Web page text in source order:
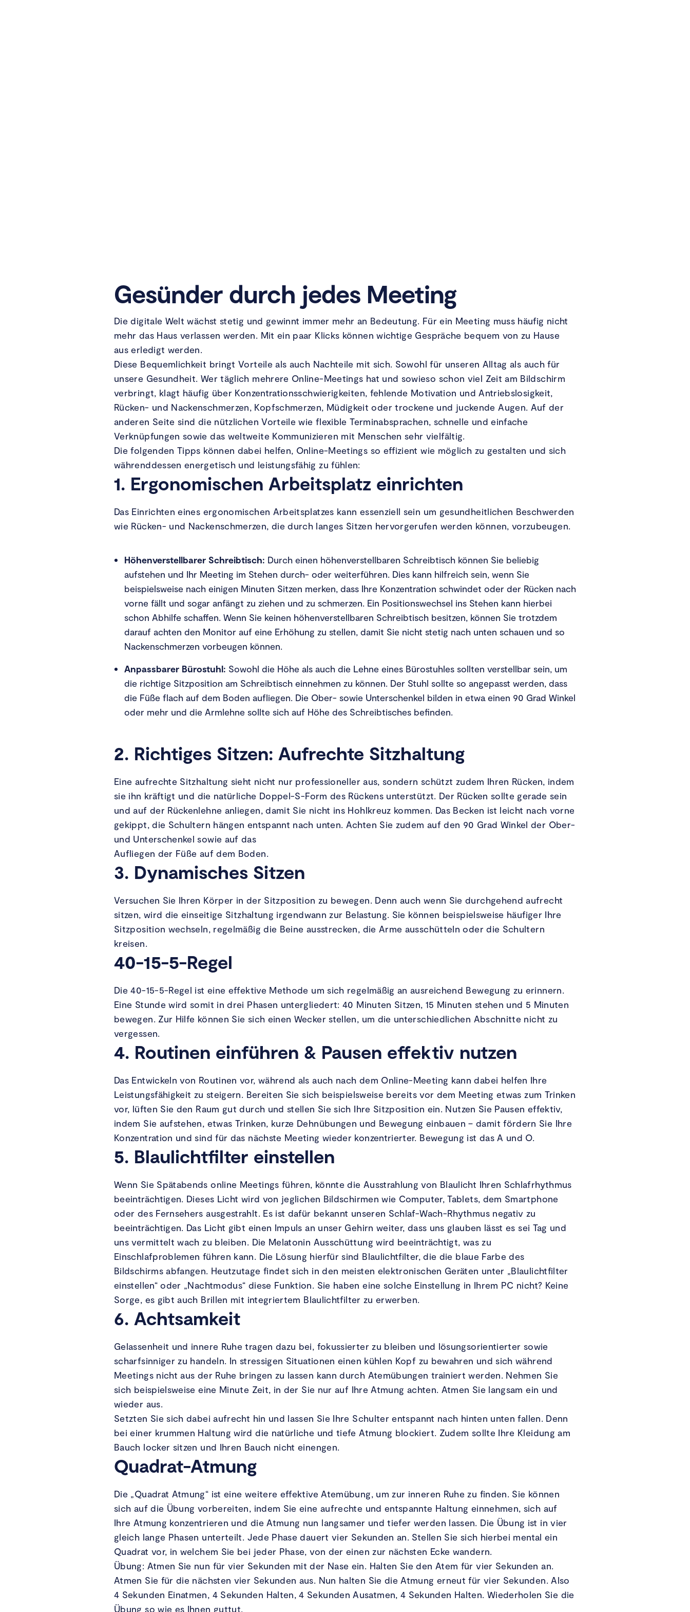
Gesünder durch jedes Meeting
Die digitale Welt wächst stetig und gewinnt immer mehr an Bedeutung. Für ein Meeting muss häufig nicht
mehr das Haus verlassen werden. Mit ein paar Klicks können wichtige Gespräche bequem von zu Hause
aus erledigt werden.
Diese Bequemlichkeit bringt Vorteile als auch Nachteile mit sich. Sowohl für unseren Alltag als auch für
unsere Gesundheit. Wer täglich mehrere Online-Meetings hat und sowieso schon viel Zeit am Bildschirm
verbringt, klagt häufig über Konzentrationsschwierigkeiten, fehlende Motivation und Antriebslosigkeit,
Rücken- und Nackenschmerzen, Kopfschmerzen, Müdigkeit oder trockene und juckende Augen. Auf der
anderen Seite sind die nützlichen Vorteile wie flexible Terminabsprachen, schnelle und einfache
Verknüpfungen sowie das weltweite Kommunizieren mit Menschen sehr vielfältig.
Die folgenden Tipps können dabei helfen, Online-Meetings so effizient wie möglich zu gestalten und sich
währenddessen energetisch und leistungsfähig zu fühlen:
1. Ergonomischen Arbeitsplatz einrichten
Das Einrichten eines ergonomischen Arbeitsplatzes kann essenziell sein um gesundheitlichen Beschwerden
wie Rücken- und Nackenschmerzen, die durch langes Sitzen hervorgerufen werden können, vorzubeugen.
Höhenverstellbarer Schreibtisch: Durch einen höhenverstellbaren Schreibtisch können Sie beliebig
aufstehen und Ihr Meeting im Stehen durch- oder weiterführen. Dies kann hilfreich sein, wenn Sie
beispielsweise nach einigen Minuten Sitzen merken, dass Ihre Konzentration schwindet oder der Rücken nach
vorne fällt und sogar anfängt zu ziehen und zu schmerzen. Ein Positionswechsel ins Stehen kann hierbei
schon Abhilfe schaffen. Wenn Sie keinen höhenverstellbaren Schreibtisch besitzen, können Sie trotzdem
darauf achten den Monitor auf eine Erhöhung zu stellen, damit Sie nicht stetig nach unten schauen und so
Nackenschmerzen vorbeugen können.
Anpassbarer Bürostuhl: Sowohl die Höhe als auch die Lehne eines Bürostuhles sollten verstellbar sein, um
die richtige Sitzposition am Schreibtisch einnehmen zu können. Der Stuhl sollte so angepasst werden, dass
die Füße flach auf dem Boden aufliegen. Die Ober- sowie Unterschenkel bilden in etwa einen 90 Grad Winkel
oder mehr und die Armlehne sollte sich auf Höhe des Schreibtisches befinden.
2. Richtiges Sitzen: Aufrechte Sitzhaltung
Eine aufrechte Sitzhaltung sieht nicht nur professioneller aus, sondern schützt zudem Ihren Rücken, indem
sie ihn kräftigt und die natürliche Doppel-S-Form des Rückens unterstützt. Der Rücken sollte gerade sein
und auf der Rückenlehne anliegen, damit Sie nicht ins Hohlkreuz kommen. Das Becken ist leicht nach vorne
gekippt, die Schultern hängen entspannt nach unten. Achten Sie zudem auf den 90 Grad Winkel der Ober-
und Unterschenkel sowie auf das
Aufliegen der Füße auf dem Boden.
3. Dynamisches Sitzen
Versuchen Sie Ihren Körper in der Sitzposition zu bewegen. Denn auch wenn Sie durchgehend aufrecht
sitzen, wird die einseitige Sitzhaltung irgendwann zur Belastung. Sie können beispielsweise häufiger Ihre
Sitzposition wechseln, regelmäßig die Beine ausstrecken, die Arme ausschütteln oder die Schultern
kreisen.
40-15-5-Regel
Die 40-15-5-Regel ist eine effektive Methode um sich regelmäßig an ausreichend Bewegung zu erinnern.
Eine Stunde wird somit in drei Phasen untergliedert: 40 Minuten Sitzen, 15 Minuten stehen und 5 Minuten
bewegen. Zur Hilfe können Sie sich einen Wecker stellen, um die unterschiedlichen Abschnitte nicht zu
vergessen.
4. Routinen einführen & Pausen effektiv nutzen
Das Entwickeln von Routinen vor, während als auch nach dem Online-Meeting kann dabei helfen Ihre
Leistungsfähigkeit zu steigern. Bereiten Sie sich beispielsweise bereits vor dem Meeting etwas zum Trinken
vor, lüften Sie den Raum gut durch und stellen Sie sich Ihre Sitzposition ein. Nutzen Sie Pausen effektiv,
indem Sie aufstehen, etwas Trinken, kurze Dehnübungen und Bewegung einbauen – damit fördern Sie Ihre
Konzentration und sind für das nächste Meeting wieder konzentrierter. Bewegung ist das A und O.
5. Blaulichtfilter einstellen
Wenn Sie Spätabends online Meetings führen, könnte die Ausstrahlung von Blaulicht Ihren Schlafrhythmus
beeinträchtigen. Dieses Licht wird von jeglichen Bildschirmen wie Computer, Tablets, dem Smartphone
oder des Fernsehers ausgestrahlt. Es ist dafür bekannt unseren Schlaf-Wach-Rhythmus negativ zu
beeinträchtigen. Das Licht gibt einen Impuls an unser Gehirn weiter, dass uns glauben lässt es sei Tag und
uns vermittelt wach zu bleiben. Die Melatonin Ausschüttung wird beeinträchtigt, was zu
Einschlafproblemen führen kann. Die Lösung hierfür sind Blaulichtfilter, die die blaue Farbe des
Bildschirms abfangen. Heutzutage findet sich in den meisten elektronischen Geräten unter „Blaulichtfilter
einstellen“ oder „Nachtmodus“ diese Funktion. Sie haben eine solche Einstellung in Ihrem PC nicht? Keine
Sorge, es gibt auch Brillen mit integriertem Blaulichtfilter zu erwerben.
6. Achtsamkeit
Gelassenheit und innere Ruhe tragen dazu bei, fokussierter zu bleiben und lösungsorientierter sowie
scharfsinniger zu handeln. In stressigen Situationen einen kühlen Kopf zu bewahren und sich während
Meetings nicht aus der Ruhe bringen zu lassen kann durch Atemübungen trainiert werden. Nehmen Sie
sich beispielsweise eine Minute Zeit, in der Sie nur auf Ihre Atmung achten. Atmen Sie langsam ein und
wieder aus.
Setzten Sie sich dabei aufrecht hin und lassen Sie Ihre Schulter entspannt nach hinten unten fallen. Denn
bei einer krummen Haltung wird die natürliche und tiefe Atmung blockiert. Zudem sollte Ihre Kleidung am
Bauch locker sitzen und Ihren Bauch nicht einengen.
Quadrat-Atmung
Die „Quadrat Atmung“ ist eine weitere effektive Atemübung, um zur inneren Ruhe zu finden. Sie können
sich auf die Übung vorbereiten, indem Sie eine aufrechte und entspannte Haltung einnehmen, sich auf
Ihre Atmung konzentrieren und die Atmung nun langsamer und tiefer werden lassen. Die Übung ist in vier
gleich lange Phasen unterteilt. Jede Phase dauert vier Sekunden an. Stellen Sie sich hierbei mental ein
Quadrat vor, in welchem Sie bei jeder Phase, von der einen zur nächsten Ecke wandern.
Übung: Atmen Sie nun für vier Sekunden mit der Nase ein. Halten Sie den Atem für vier Sekunden an.
Atmen Sie für die nächsten vier Sekunden aus. Nun halten Sie die Atmung erneut für vier Sekunden. Also
4 Sekunden Einatmen, 4 Sekunden Halten, 4 Sekunden Ausatmen, 4 Sekunden Halten. Wiederholen Sie die
Übung so wie es Ihnen guttut.